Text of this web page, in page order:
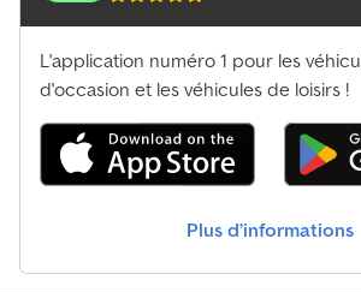
L'application numéro 1 pour les
d'occasion et les véhicules de loisirs !
Plus d’informations